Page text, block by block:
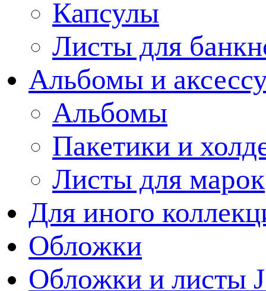
Капсулы
Листы для
Альбомы и
Альбомы
Пакетики и
Листы для марок
Для иного
Обложки
Обложки и листы